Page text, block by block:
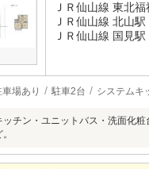
ＪＲ仙山線 東北
ＪＲ仙山線 北山
ＪＲ仙山線 国見
車場あり 駐車2台 システムキ
ッチン・ユニットバス・洗面化